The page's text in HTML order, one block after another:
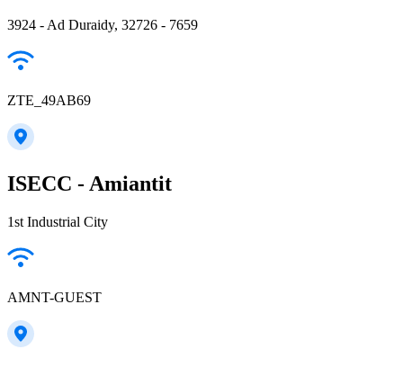
3924 - Ad Duraidy, 32726 - 7659
ZTE_49AB69
ISECC - Amiantit
1st Industrial City
AMNT-GUEST